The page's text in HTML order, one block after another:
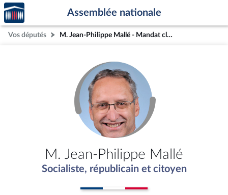
Aller au contenu
Aller en bas de la page
Accèder
à la
page
d'accueil
Assemblée nationale
Vos députés M. Jean-Philippe Mallé - Mandat clos - Yvelines (11e circonscription)
M. Jean-Philippe Mallé
Socialiste, républicain et citoyen